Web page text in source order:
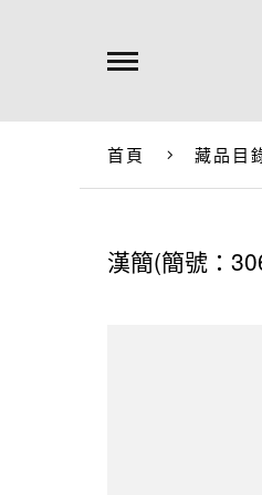
首頁 藏品目
漢簡(簡號：